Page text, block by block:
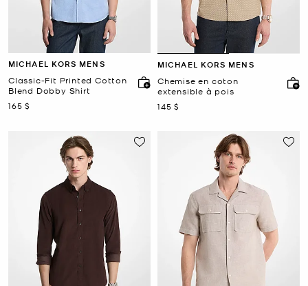
MICHAEL KORS MENS
Classic-Fit Printed Cotton
Blend Dobby Shirt
maintenant
165 $
MICHAEL KORS MENS
Chemise en coton
extensible à pois
maintenant
145 $